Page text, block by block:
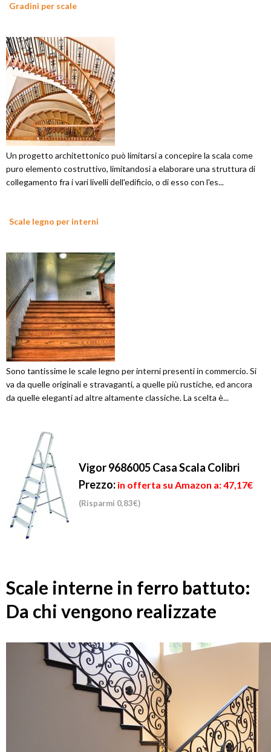
Gradini per scale
Un progetto architettonico può limitarsi a concepire la scala come
puro elemento costruttivo, limitandosi a elaborare una struttura di
collegamento fra i vari livelli dell'edificio, o di esso con l'es...
Scale legno per interni
Sono tantissime le scale legno per interni presenti in commercio. Si
va da quelle originali e stravaganti, a quelle più rustiche, ed ancora
da quelle eleganti ad altre altamente classiche. La scelta è...
Vigor 9686005 Casa Scala Colibri
Prezzo: in offerta su Amazon a: 47,17€
(Risparmi 0,83€)
Scale interne in ferro battuto:
Da chi vengono realizzate